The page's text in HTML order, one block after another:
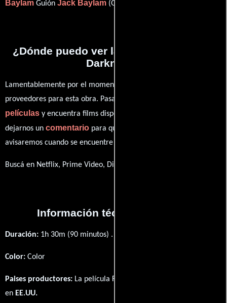
Baylam Guión Jack Baylam (Guión).
¿Dónde puedo ver la películas Force of
Darkness?
Lamentablemente por el momento no contamos con enlaces a
proveedores para esta obra. Pasa por nuestro catálogo de
películas y encuentra films disponibles. También puedes
dejarnos un comentario para que le demos prioridad y te
avisaremos cuando se encuentre disponible
Buscá en Netflix, Prime Video, Disney+
Información técnica y general
Duración: 1h 30m (90 minutos) .
Color: Color
Paises productores: La película Force of Darkness fué producida
en EE.UU.